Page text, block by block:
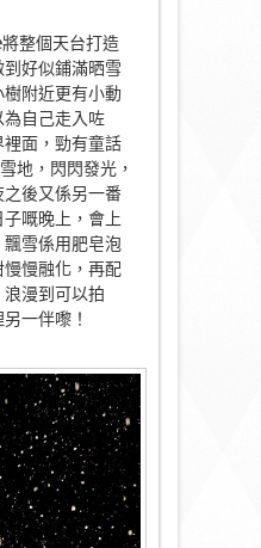
整個天台打造
好似鋪滿晒雪
附近更有小動
自己走入咗
裡面，勁有童話
地，閃閃發光，
後又係另一番
嘅晚上，會上
雪係用肥皂泡
慢融化，再配
漫到可以拍
一伴嚟！